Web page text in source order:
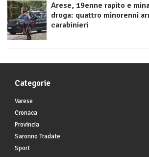
Arese, 19enne rapito e
droga: quattro minorenni
carabinieri
Categorie
Varese
Cronaca
Provincia
Saronno Tradate
Sport